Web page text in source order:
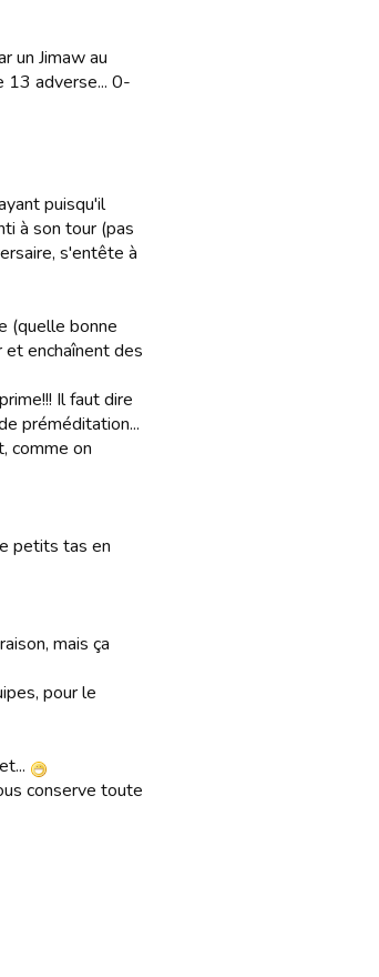
un Jimaw au
13 adverse... 0-
puisqu'il
à son tour (pas
s'entête à
(quelle bonne
enchaînent des
Il faut dire
préméditation...
comme on
petits tas en
mais ça
pour le
conserve toute